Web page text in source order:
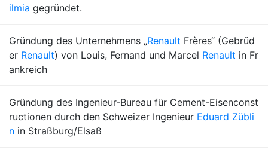
ilmia gegründet.
Gründung des Unternehmens „Renault Frères“ (Gebrüd
er Renault) von Louis, Fernand und Marcel Renault in Fr
ankreich
Gründung des Ingenieur-Bureau für Cement-Eisenconst
ructionen durch den Schweizer Ingenieur Eduard Zübli
n in Straßburg/Elsaß